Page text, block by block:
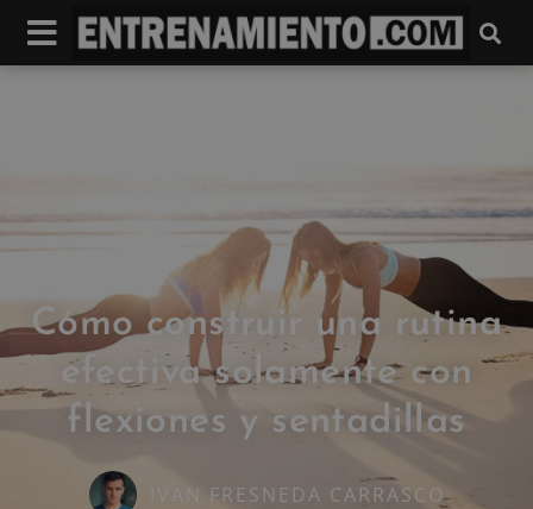
Cómo construir una rutina
efectiva solamente con
flexiones y sentadillas
IVAN FRESNEDA CARRASCO